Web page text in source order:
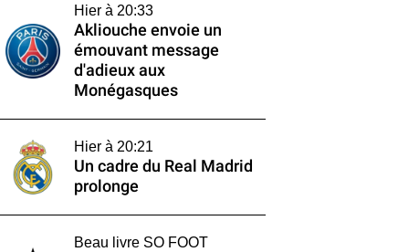
Hier à 20:33
Akliouche envoie un
émouvant message
d'adieux aux
Monégasques
Hier à 20:21
Un cadre du Real Madrid
prolonge
Beau livre SO FOOT